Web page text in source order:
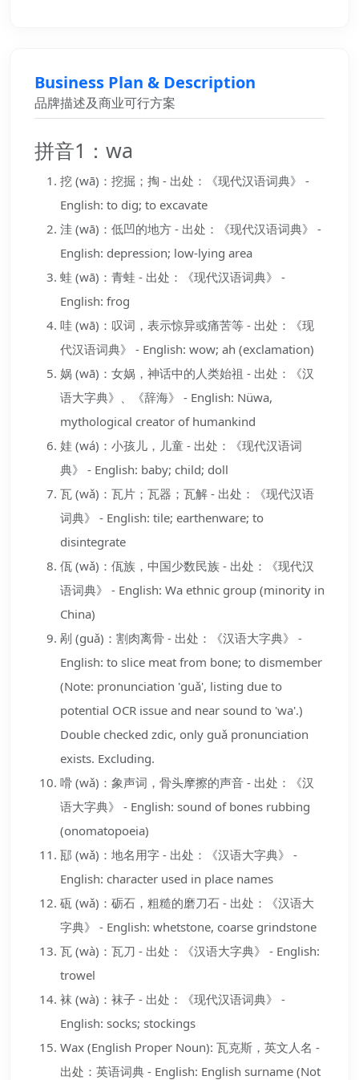
Business Plan & Description
品牌描述及商业可行方案
拼音1：wa
挖 (wā)：挖掘；掏 - 出处：《现代汉语词典》 -
English: to dig; to excavate
洼 (wā)：低凹的地方 - 出处：《现代汉语词典》 -
English: depression; low-lying area
蛙 (wā)：青蛙 - 出处：《现代汉语词典》 -
English: frog
哇 (wā)：叹词，表示惊异或痛苦等 - 出处：《现
代汉语词典》 - English: wow; ah (exclamation)
娲 (wā)：女娲，神话中的人类始祖 - 出处：《汉
语大字典》、《辞海》 - English: Nüwa,
mythological creator of humankind
娃 (wá)：小孩儿，儿童 - 出处：《现代汉语词
典》 - English: baby; child; doll
瓦 (wǎ)：瓦片；瓦器；瓦解 - 出处：《现代汉语
词典》 - English: tile; earthenware; to
disintegrate
佤 (wǎ)：佤族，中国少数民族 - 出处：《现代汉
语词典》 - English: Wa ethnic group (minority in
China)
剐 (guǎ)：割肉离骨 - 出处：《汉语大字典》 -
English: to slice meat from bone; to dismember
(Note: pronunciation 'guǎ', listing due to
potential OCR issue and near sound to 'wa'.)
Double checked zdic, only guǎ pronunciation
exists. Excluding.
嗗 (wǎ)：象声词，骨头摩擦的声音 - 出处：《汉
语大字典》 - English: sound of bones rubbing
(onomatopoeia)
邷 (wǎ)：地名用字 - 出处：《汉语大字典》 -
English: character used in place names
砙 (wǎ)：砺石，粗糙的磨刀石 - 出处：《汉语大
字典》 - English: whetstone, coarse grindstone
瓦 (wà)：瓦刀 - 出处：《汉语大字典》 - English:
trowel
袜 (wà)：袜子 - 出处：《现代汉语词典》 -
English: socks; stockings
Wax (English Proper Noun): 瓦克斯，英文人名 -
出处：英语词典 - English: English surname (Not